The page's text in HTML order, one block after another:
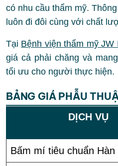
có nhu cầu thẩm mỹ.
luôn đi đôi cùng với chất
Tại Bệnh viện thẩm mỹ JW
giá cả phải chăng và
tối ưu cho người thực hiện.
BẢNG GIÁ PHẪU
DỊCH VỤ
Bấm mí tiêu chuẩn Hàn